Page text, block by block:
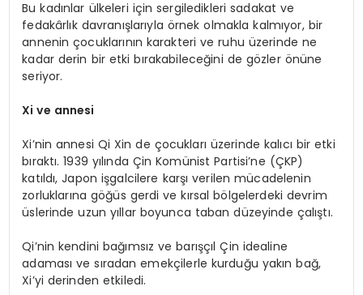
Bu kadınlar ülkeleri için sergiledikleri sadakat ve
fedakârlık davranışlarıyla örnek olmakla kalmıyor, bir
annenin çocuklarının karakteri ve ruhu üzerinde ne
kadar derin bir etki bırakabileceğini de gözler önüne
seriyor.
Xi ve annesi
Xi’nin annesi Qi Xin de çocukları üzerinde kalıcı bir etki
bıraktı. 1939 yılında Çin Komünist Partisi’ne (ÇKP)
katıldı, Japon işgalcilere karşı verilen mücadelenin
zorluklarına göğüs gerdi ve kırsal bölgelerdeki devrim
üslerinde uzun yıllar boyunca taban düzeyinde çalıştı.
Qi’nin kendini bağımsız ve barışçıl Çin idealine
adaması ve sıradan emekçilerle kurduğu yakın bağ,
Xi’yi derinden etkiledi.